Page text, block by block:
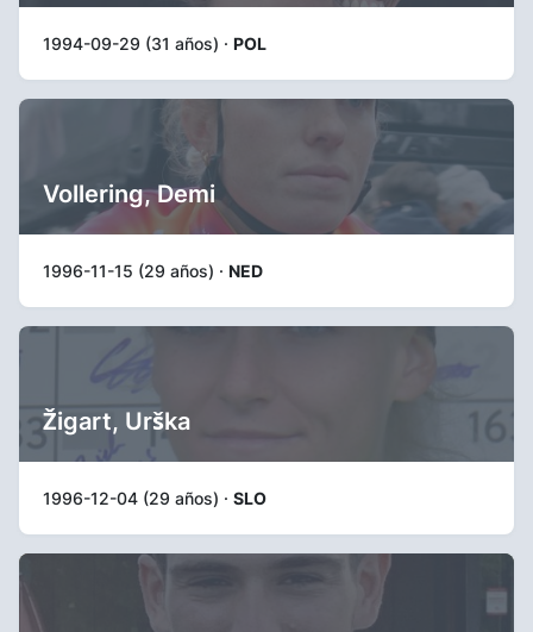
1994-09-29 (31 años) · POL
Vollering, Demi
1996-11-15 (29 años) · NED
Žigart, Urška
1996-12-04 (29 años) · SLO